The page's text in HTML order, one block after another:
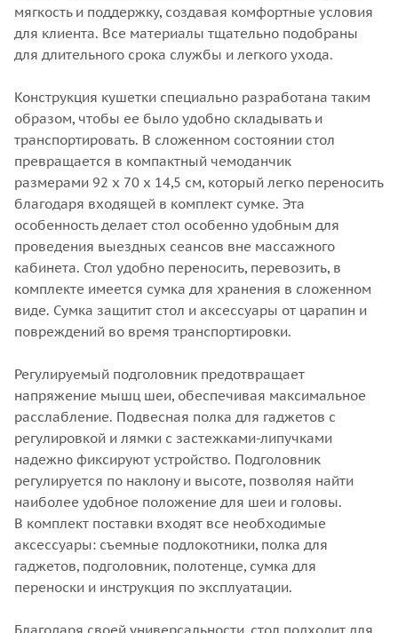
мягкость и поддержку, создавая комфортные условия
для клиента. Все материалы тщательно подобраны
для длительного срока службы и легкого ухода.
Конструкция кушетки специально разработана таким
образом, чтобы ее было удобно складывать и
транспортировать. В сложенном состоянии стол
превращается в компактный чемоданчик
размерами 92 х 70 х 14,5 см, который легко переносить
благодаря входящей в комплект сумке. Эта
особенность делает стол особенно удобным для
проведения выездных сеансов вне массажного
кабинета. Стол удобно переносить, перевозить, в
комплекте имеется сумка для хранения в сложенном
виде. Сумка защитит стол и аксессуары от царапин и
повреждений во время транспортировки.
Регулируемый подголовник предотвращает
напряжение мышц шеи, обеспечивая максимальное
расслабление. Подвесная полка для гаджетов с
регулировкой и лямки с застежками-липучками
надежно фиксируют устройство. Подголовник
регулируется по наклону и высоте, позволяя найти
наиболее удобное положение для шеи и головы.
В комплект поставки входят все необходимые
аксессуары: съемные подлокотники, полка для
гаджетов, подголовник, полотенце, сумка для
переноски и инструкция по эксплуатации.
Благодаря своей универсальности, стол подходит для